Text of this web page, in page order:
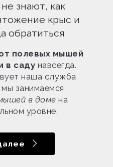
знают, как
крыс и
обратиться
полевых мышей
в саду навсегда.
наша служба
занимаемся
в доме на
уровне.